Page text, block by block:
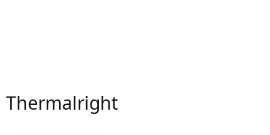
Thermalright